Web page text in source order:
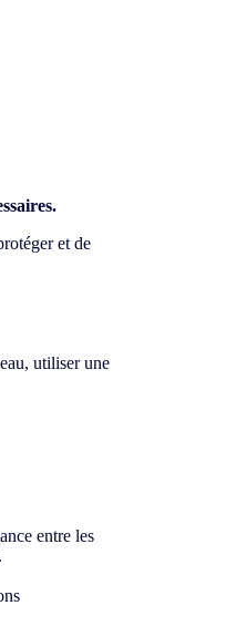
et de
utiliser une
entre les